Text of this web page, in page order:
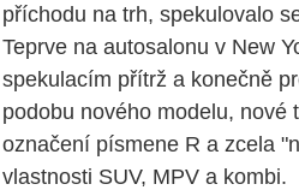
příchodu na trh, spekulovalo
Teprve na autosalonu v New
spekulacím přítrž a konečně
podobu nového modelu, nové
označení písmene R a zcela
vlastnosti SUV, MPV a kombi.